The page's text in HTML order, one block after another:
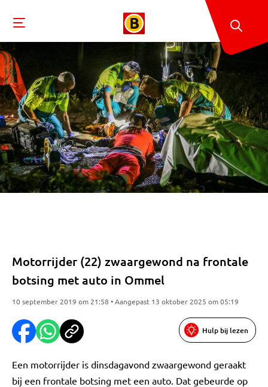
Motorrijder (22) zwaargewond na frontale
botsing met auto in Ommel
10 september 2019 om 21:58 • Aangepast 13 oktober 2025 om 05:19
Hulp bij lezen
Een motorrijder is dinsdagavond zwaargewond geraakt
bij een frontale botsing met een auto. Dat gebeurde op